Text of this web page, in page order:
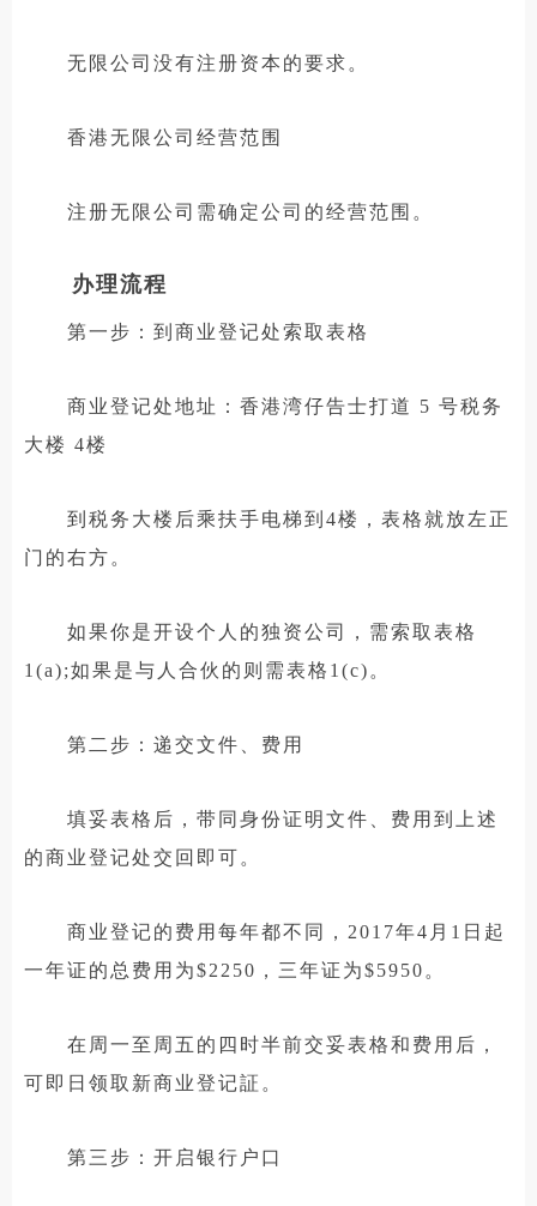
无限公司没有注册资本的要求。
香港无限公司经营范围
注册无限公司需确定公司的经营范围。
办理流程
第一步：到商业登记处索取表格
商业登记处地址：香港湾仔告士打道 5 号税务
大楼 4楼
到税务大楼后乘扶手电梯到4楼，表格就放左正
门的右方。
如果你是开设个人的独资公司，需索取表格
1(a);如果是与人合伙的则需表格1(c)。
第二步：递交文件、费用
填妥表格后，带同身份证明文件、费用到上述
的商业登记处交回即可。
商业登记的费用每年都不同，2017年4月1日起
一年证的总费用为$2250，三年证为$5950。
在周一至周五的四时半前交妥表格和费用后，
可即日领取新商业登记証。
第三步：开启银行户口